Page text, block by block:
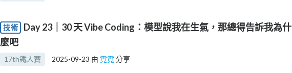
技術
Day 23｜30 天 Vibe Coding：模型說我在生氣，那總得告訴我為什
麼吧
17th鐵人賽 2025-09-23 由 霓霓 分享